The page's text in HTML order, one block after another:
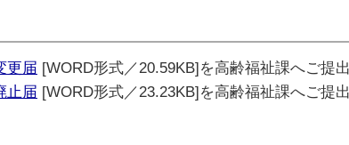
更届 [WORD形式／20.59KB]を高齢福祉課へご提
止届 [WORD形式／23.23KB]を高齢福祉課へご提